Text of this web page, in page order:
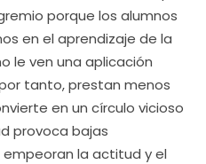
porque los alumnos
en el aprendizaje de la
le ven una aplicación
tanto, prestan menos
en un círculo vicioso
provoca bajas
la actitud y el